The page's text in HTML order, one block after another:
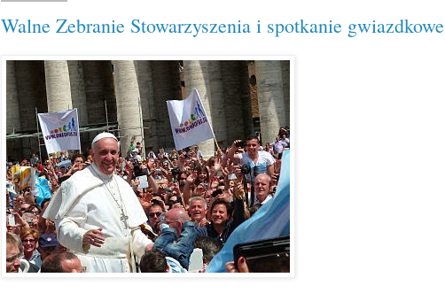
Walne Zebranie Stowarzyszenia i spotkanie gwiazdkowe